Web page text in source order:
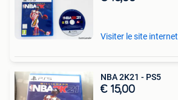
Visiter le site internet
NBA 2K21 - PS5
€ 15,00